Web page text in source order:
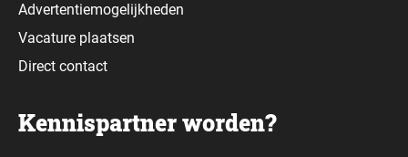
Advertentiemogelijkheden
Vacature plaatsen
Direct contact
Kennispartner worden?